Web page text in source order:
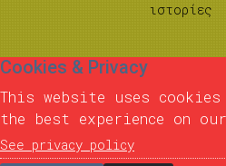
ιστορίες
Cookies & Privacy
This website uses
the best experience on
See privacy policy